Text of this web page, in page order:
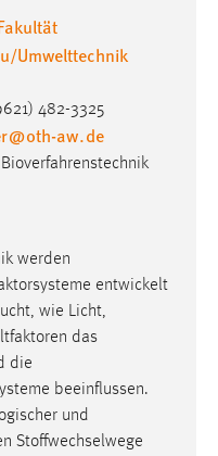
Umwelttechnik
482-3325
@oth-aw.de
werden
entwickelt
wie Licht,
das
die
beeinflussen.
und
Stoffwechselwege